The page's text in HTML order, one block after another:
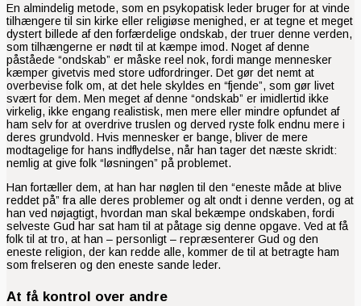
En almindelig metode, som en psykopatisk leder bruger for at vinde
tilhængere til sin kirke eller religiøse menighed, er at tegne et meget
dystert billede af den forfærdelige ondskab, der truer denne verden,
som tilhængerne er nødt til at kæmpe imod. Noget af denne
påståede “ondskab” er måske reel nok, fordi mange mennesker
kæmper givetvis med store udfordringer. Det gør det nemt at
overbevise folk om, at det hele skyldes en “fjende”, som gør livet
svært for dem. Men meget af denne “ondskab” er imidlertid ikke
virkelig, ikke engang realistisk, men mere eller mindre opfundet af
ham selv for at overdrive truslen og derved ryste folk endnu mere i
deres grundvold. Hvis mennesker er bange, bliver de mere
modtagelige for hans indflydelse, når han tager det næste skridt:
nemlig at give folk “løsningen” på problemet.
Han fortæller dem, at han har nøglen til den “eneste måde at blive
reddet på” fra alle deres problemer og alt ondt i denne verden, og at
han ved nøjagtigt, hvordan man skal bekæmpe ondskaben, fordi
selveste Gud har sat ham til at påtage sig denne opgave. Ved at få
folk til at tro, at han – personligt – repræsenterer Gud og den
eneste religion, der kan redde alle, kommer de til at betragte ham
som frelseren og den eneste sande leder.
At få kontrol over andre